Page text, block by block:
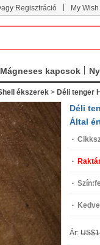
Regisztráció My
Mágneses kapcsok
ékszerek > Déli tenger
Déli
Által
Szín:
Ár: